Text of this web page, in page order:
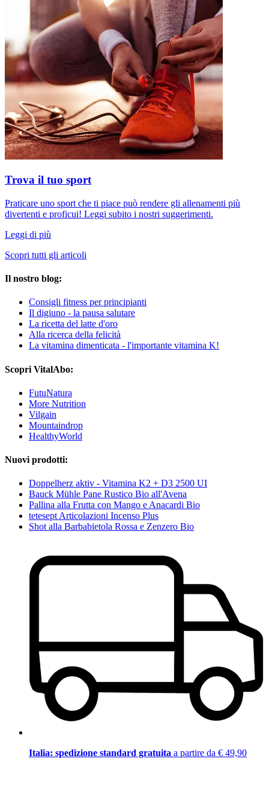
Trova il tuo sport
Praticare uno sport che ti piace può rendere gli allenamenti più
divertenti e proficui! Leggi subito i nostri suggerimenti.
Leggi di più
Scopri tutti gli articoli
Il nostro blog:
Consigli fitness per principianti
Il digiuno - la pausa salutare
La ricetta del latte d'oro
Alla ricerca della felicità
La vitamina dimenticata - l'importante vitamina K!
Scopri VitalAbo:
FutuNatura
More Nutrition
Vilgain
Mountaindrop
HealthyWorld
Nuovi prodotti:
Doppelherz aktiv - Vitamina K2 + D3 2500 UI
Bauck Mühle Pane Rustico Bio all'Avena
Pallina alla Frutta con Mango e Anacardi Bio
tetesept Articolazioni Incenso Plus
Shot alla Barbabietola Rossa e Zenzero Bio
Italia: spedizione standard gratuita a partire da € 49,90